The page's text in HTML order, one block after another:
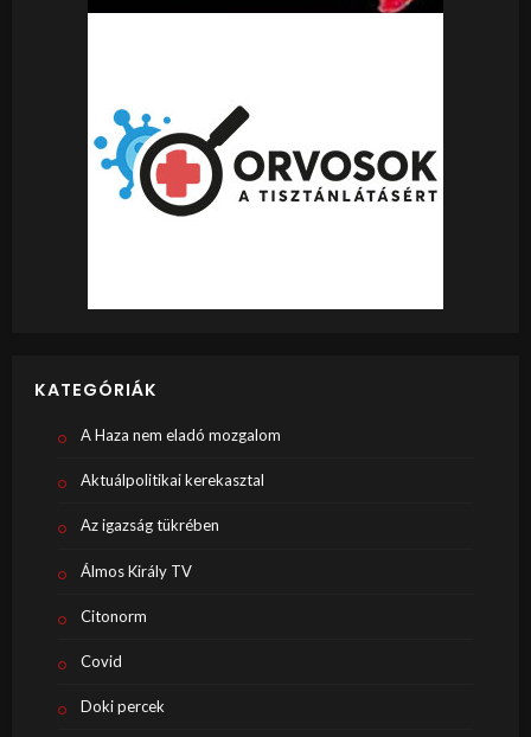
KATEGÓRIÁK
A Haza nem eladó mozgalom
Aktuálpolitikai kerekasztal
Az igazság tükrében
Álmos Király TV
Citonorm
Covid
Doki percek